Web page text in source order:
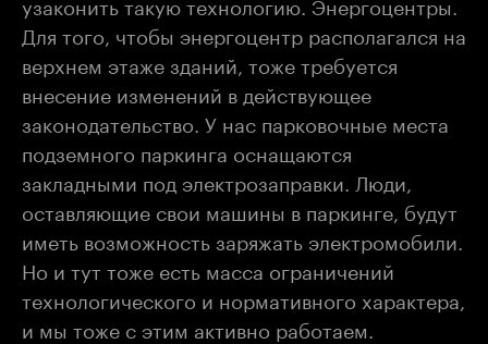
Для того, чтобы энергоцентр располагался на
верхнем этаже зданий, тоже требуется
внесение изменений в действующее
законодательство. У нас парковочные места
подземного паркинга оснащаются
закладными под электрозаправки. Люди,
оставляющие свои машины в паркинге, будут
иметь возможность заряжать электромобили.
Но и тут тоже есть масса ограничений
технологического и нормативного характера,
и мы тоже с этим активно работаем.